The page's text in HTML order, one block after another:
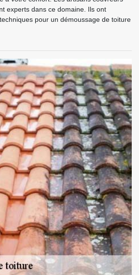
experts dans ce domaine. Ils ont
pour un démoussage de toiture